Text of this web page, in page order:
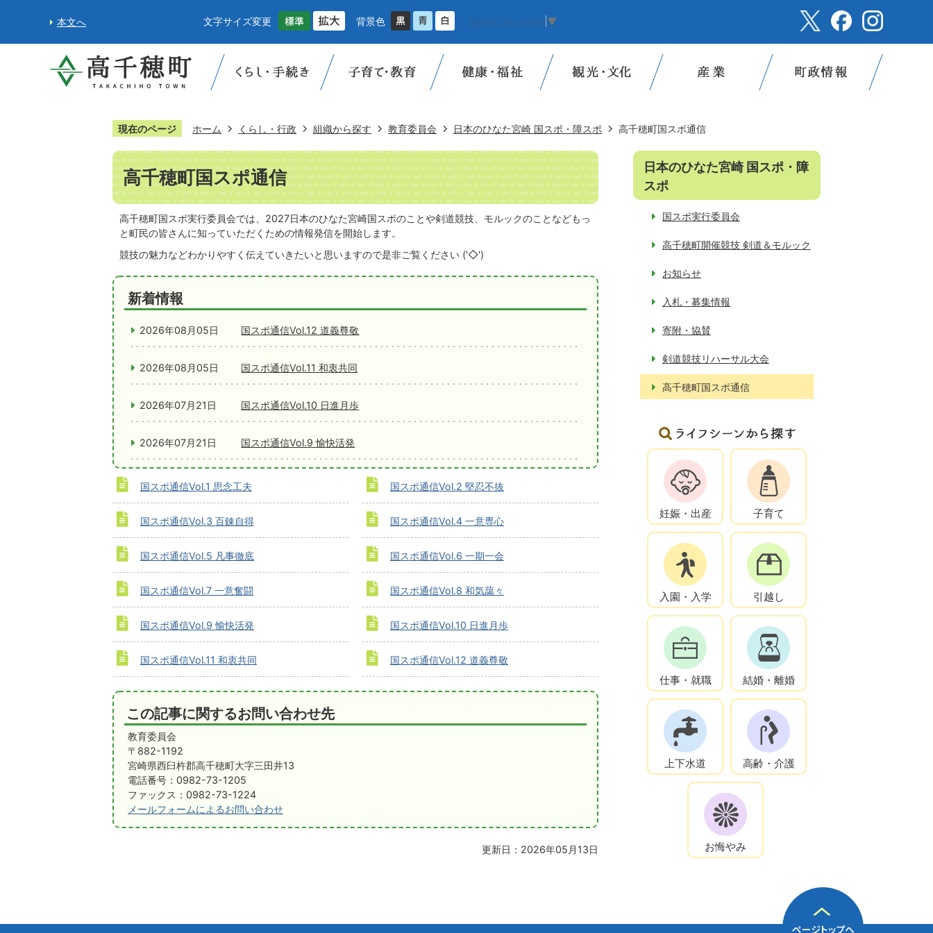
本文へ 文字サイズ変更 背景色 Select Language ▼
現在のページ ホーム くらし・行政 組織から探す 教育委員会 日本のひなた宮崎 国スポ・障スポ 高千穂町国スポ通信
高千穂町国スポ通信
高千穂町国スポ実行委員会では、2027日本のひなた宮崎国スポのことや剣道競技、モルックのことなどもっ
と町民の皆さんに知っていただくための情報発信を開始します。
競技の魅力などわかりやすく伝えていきたいと思いますので是非ご覧ください ('◇')ゞ
新着情報
2026年08月05日 国スポ通信Vol.12 道義尊敬
2026年08月05日 国スポ通信Vol.11 和衷共同
2026年07月21日 国スポ通信Vol.10 日進月歩
2026年07月21日 国スポ通信Vol.9 愉快活発
国スポ通信Vol.1 思念工夫 国スポ通信Vol.2 堅忍不抜
国スポ通信Vol.3 百錬自得 国スポ通信Vol.4 一意専心
国スポ通信Vol.5 凡事徹底 国スポ通信Vol.6 一期一会
国スポ通信Vol.7 一意奮闘 国スポ通信Vol.8 和気藹々
国スポ通信Vol.9 愉快活発 国スポ通信Vol.10 日進月歩
国スポ通信Vol.11 和衷共同 国スポ通信Vol.12 道義尊敬
この記事に関するお問い合わせ先
教育委員会
〒882-1192
宮崎県西臼杵郡高千穂町大字三田井13
電話番号：0982-73-1205
ファックス：0982-73-1224
メールフォームによるお問い合わせ
更新日：2026年05月13日
日本のひなた宮崎 国スポ・障
スポ
国スポ実行委員会
高千穂町開催競技 剣道＆モルック
お知らせ
入札・募集情報
寄附・協賛
剣道競技リハーサル大会
高千穂町国スポ通信
妊娠・出産 子育て
入園・入学 引越し
仕事・就職 結婚・離婚
上下水道 高齢・介護
お悔やみ